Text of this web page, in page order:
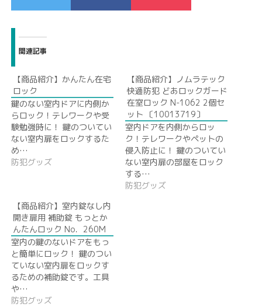
関連記事
【商品紹介】かんたん在宅
ロック
鍵のない室内ドアに内側か
らロック！テレワークや受
験勉強時に！ 鍵のついてい
ない室内扉をロックするた
め…
防犯グッズ
【商品紹介】ノムラテック
快適防犯 どあロックガード
在室ロック N-1062 2個セ
ット 〔10013719〕
室内ドアを内側からロッ
ク！テレワークやペットの
侵入防止に！ 鍵のついてい
ない室内扉の部屋をロック
する…
防犯グッズ
【商品紹介】室内錠なし内
開き扉用 補助錠 もっとか
んたんロック No．260M
室内の鍵のないドアをもっ
と簡単にロック！ 鍵のつい
ていない室内扉をロックす
るための補助錠です。工具
や…
防犯グッズ